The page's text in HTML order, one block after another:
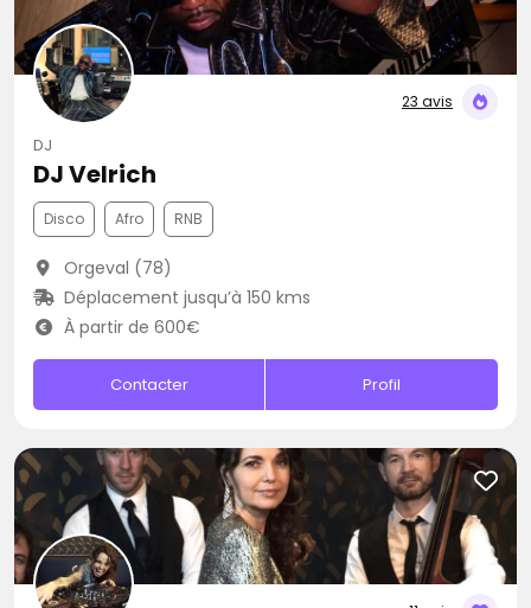
23 avis
DJ
DJ Velrich
Disco Afro RNB
Orgeval (78)
Déplacement jusqu’à 150 kms
À partir de 600€
Contacter Profil